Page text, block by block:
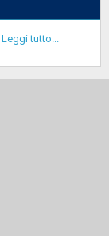
Leggi tutto...